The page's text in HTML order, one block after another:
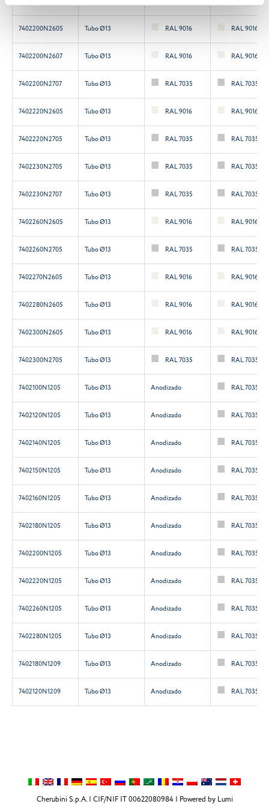
7402200N2605 Tubo Ø13 RAL 9016 RAL 9016
7402200N2607 Tubo Ø13 RAL 9016 RAL 9016
7402200N2707 Tubo Ø13 RAL 7035 RAL 7035
7402220N2605 Tubo Ø13 RAL 9016 RAL 9016
7402220N2705 Tubo Ø13 RAL 7035 RAL 7035
7402230N2705 Tubo Ø13 RAL 7035 RAL 7035
7402230N2707 Tubo Ø13 RAL 7035 RAL 7035
7402260N2605 Tubo Ø13 RAL 9016 RAL 9016
7402260N2705 Tubo Ø13 RAL 7035 RAL 7035
7402270N2605 Tubo Ø13 RAL 9016 RAL 9016
7402280N2605 Tubo Ø13 RAL 9016 RAL 9016
7402300N2605 Tubo Ø13 RAL 9016 RAL 9016
7402300N2705 Tubo Ø13 RAL 7035 RAL 7035
7402100N1205 Tubo Ø13 Anodizado RAL 7035
7402120N1205 Tubo Ø13 Anodizado RAL 7035
7402140N1205 Tubo Ø13 Anodizado RAL 7035
7402150N1205 Tubo Ø13 Anodizado RAL 7035
7402160N1205 Tubo Ø13 Anodizado RAL 7035
7402180N1205 Tubo Ø13 Anodizado RAL 7035
7402200N1205 Tubo Ø13 Anodizado RAL 7035
7402220N1205 Tubo Ø13 Anodizado RAL 7035
7402260N1205 Tubo Ø13 Anodizado RAL 7035
7402280N1205 Tubo Ø13 Anodizado RAL 7035
7402180N1209 Tubo Ø13 Anodizado RAL 7035
7402120N1209 Tubo Ø13 Anodizado RAL 7035
Cherubini S.p.A. | CIF/NIF IT 00622080984 | Powered by Lumi